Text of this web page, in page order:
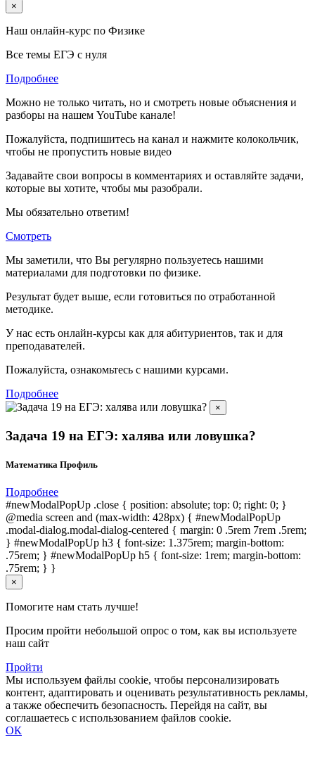
×
Наш онлайн-курс по Физике
Все темы ЕГЭ с нуля
Подробнее
Можно не только читать, но и смотреть новые объяснения и
разборы на нашем YouTube канале!
Пожалуйста, подпишитесь на канал и нажмите колокольчик,
чтобы не пропустить новые видео
Задавайте свои вопросы в комментариях и оставляйте задачи,
которые вы хотите, чтобы мы разобрали.
Мы обязательно ответим!
Смотреть
Мы заметили, что Вы регулярно пользуетесь нашими
материалами для подготовки по физике.
Результат будет выше, если готовиться по отработанной
методике.
У нас есть онлайн-курсы как для абитуриентов, так и для
преподавателей.
Пожалуйста, ознакомьтесь с нашими курсами.
Подробнее
×
Задача 19 на ЕГЭ: халява или ловушка?
Математика Профиль
Подробнее
#newModalPopUp .close { position: absolute; top: 0; right: 0; }
@media screen and (max-width: 428px) { #newModalPopUp
.modal-dialog.modal-dialog-centered { margin: 0 .5rem 7rem .5rem;
} #newModalPopUp h3 { font-size: 1.375rem; margin-bottom:
.75rem; } #newModalPopUp h5 { font-size: 1rem; margin-bottom:
.75rem; } }
×
Помогите нам стать лучше!
Просим пройти небольшой опрос о том, как вы используете
наш сайт
Пройти
Мы используем файлы cookie, чтобы персонализировать
контент, адаптировать и оценивать результативность рекламы,
а также обеспечить безопасность. Перейдя на сайт, вы
соглашаетесь с использованием файлов cookie.
ОК